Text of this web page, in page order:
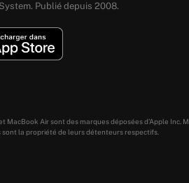
Publié depuis 2008.
Air sont des marques déposées d’Apple
la propriété de leurs détenteurs respectifs.